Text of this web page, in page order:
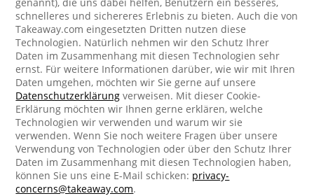
schnelleres und sichereres Erlebnis zu bieten. Auch die von
Takeaway.com eingesetzten Dritten nutzen diese
Technologien. Natürlich nehmen wir den Schutz Ihrer
Daten im Zusammenhang mit diesen Technologien sehr
ernst. Für weitere Informationen darüber, wie wir mit Ihren
Daten umgehen, möchten wir Sie gerne auf unsere
Datenschutzerklärung verweisen. Mit dieser Cookie-
Erklärung möchten wir Ihnen gerne erklären, welche
Technologien wir verwenden und warum wir sie
verwenden. Wenn Sie noch weitere Fragen über unsere
Verwendung von Technologien oder über den Schutz Ihrer
Daten im Zusammenhang mit diesen Technologien haben,
können Sie uns eine E-Mail schicken: privacy-
concerns@takeaway.com.